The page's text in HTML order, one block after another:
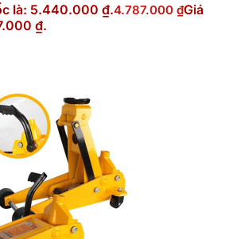
là: 5.440.000 ₫.4.787.000 ₫Giá
₫.